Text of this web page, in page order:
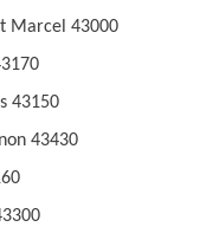
Marcel 43000
43150
43430